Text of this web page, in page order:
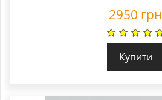
2950 грн
Купити